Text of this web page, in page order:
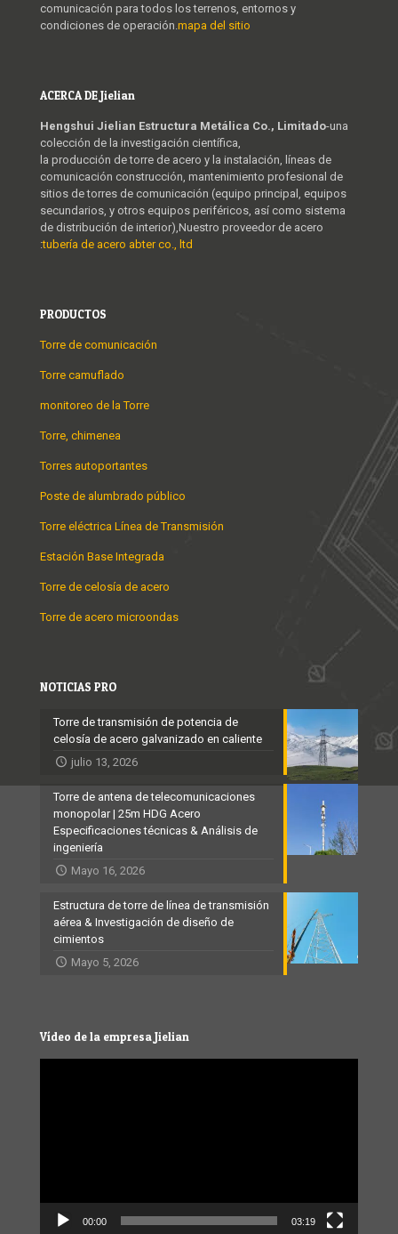
comunicación para todos los terrenos, entornos y
condiciones de operación.mapa del sitio
ACERCA DE Jielian
Hengshui Jielian Estructura Metálica Co., Limitado-una
colección de la investigación científica,
la producción de torre de acero y la instalación, líneas de
comunicación construcción, mantenimiento profesional de
sitios de torres de comunicación (equipo principal, equipos
secundarios, y otros equipos periféricos, así como sistema
de distribución de interior),Nuestro proveedor de acero
:tubería de acero abter co., ltd
PRODUCTOS
Torre de comunicación
Torre camuflado
monitoreo de la Torre
Torre, chimenea
Torres autoportantes
Poste de alumbrado público
Torre eléctrica Línea de Transmisión
Estación Base Integrada
Torre de celosía de acero
Torre de acero microondas
NOTICIAS PRO
Torre de transmisión de potencia de
celosía de acero galvanizado en caliente
julio 13, 2026
Torre de antena de telecomunicaciones
monopolar | 25m HDG Acero
Especificaciones técnicas & Análisis de
ingeniería
Mayo 16, 2026
Estructura de torre de línea de transmisión
aérea & Investigación de diseño de
cimientos
Mayo 5, 2026
Vídeo de la empresa Jielian
00:00 03:19